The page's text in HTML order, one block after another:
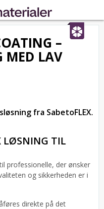
–
MED LAV
fra SabetoFLEX.
LØSNING TIL
professionelle, der ønsker
og sikkerheden er i
direkte på det